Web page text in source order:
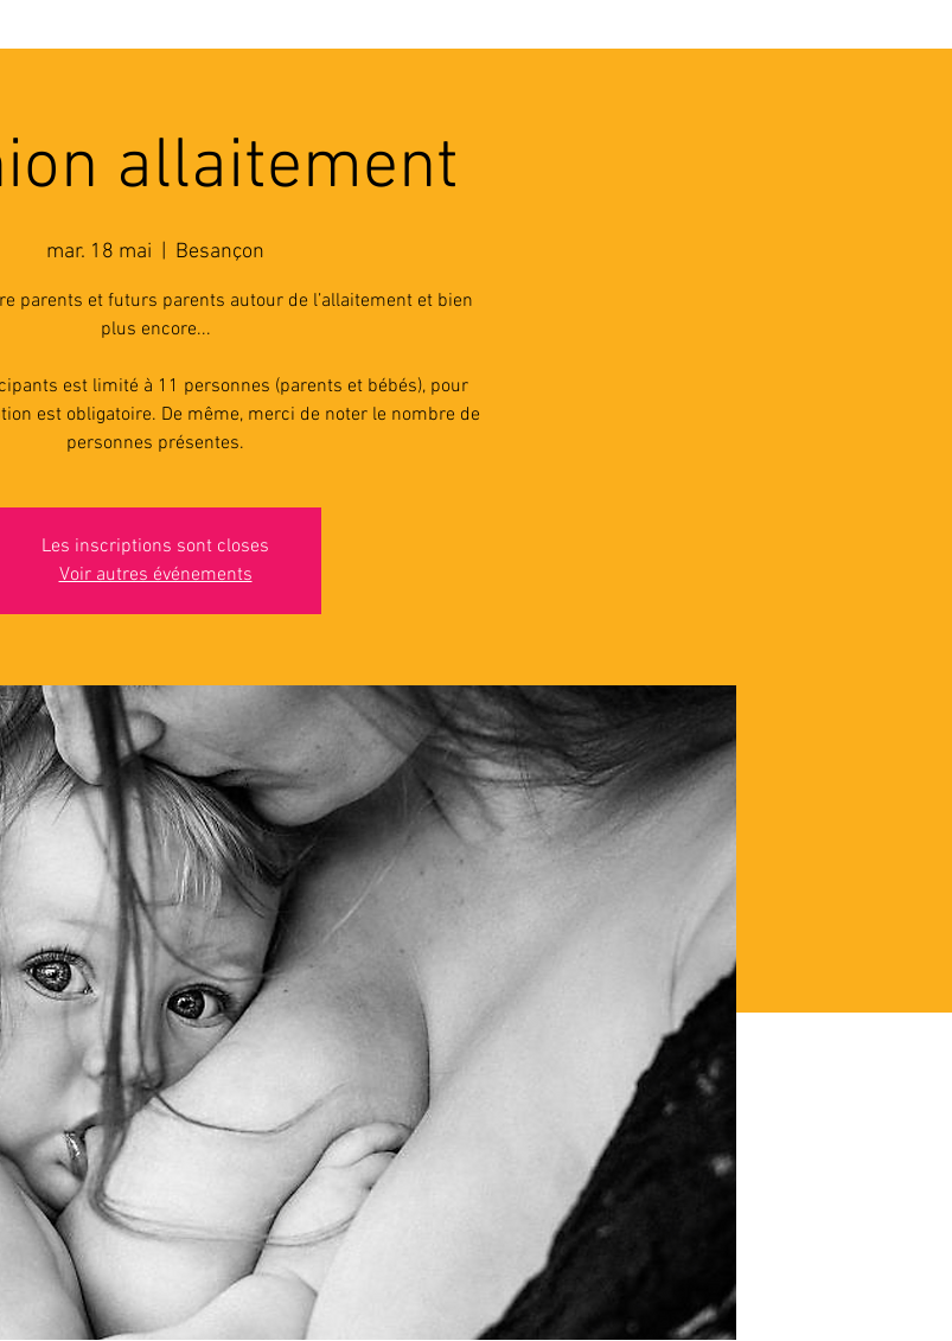
allaitement
mar. 18 mai Besançon
parents et futurs parents autour de l’allaitement et bien
plus encore...
est limité à 11 personnes (parents et bébés), pour
est obligatoire. De même, merci de noter le nombre de
personnes présentes.
Les inscriptions sont closes
Voir autres événements